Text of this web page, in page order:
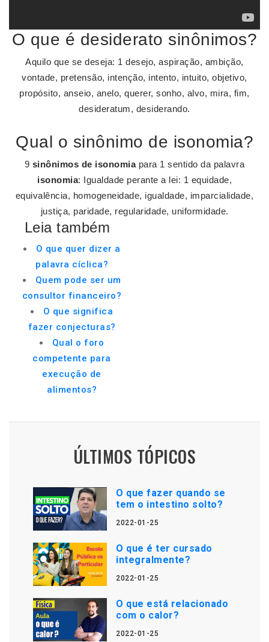
O que é desiderato sinônimos?
Aquilo que se deseja: 1 desejo, aspiração, ambição,
vontade, pretensão, intenção, intento, intuito, objetivo,
propósito, anseio, anelo, querer, sonho, alvo, mira, fim,
desideratum, desiderando.
Qual o sinônimo de isonomia?
9 sinônimos de isonomiapara 1 sentido da palavra
isonomia: Igualdade perante a lei: 1 equidade,
equivalência, homogeneidade, igualdade, imparcialidade,
justiça, paridade, regularidade, uniformidade.
Leia também
O que quer dizer a
palavra cíclica?
Quem pode ser um
consultor financeiro?
O que significa
fazer conjecturas?
Qual o foro
competente para
execução de
alimentos?
ÚLTIMOS TÓPICOS
O que fazer quando se
tem o intestino solto?
2022-01-25
O que é ter cursado
integralmente?
2022-01-25
O que está relacionado
com o calor?
2022-01-25